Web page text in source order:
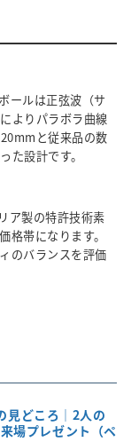
ールは正弦波（サ
よりパラボラ曲線
と従来品の数
た設計です。
ア製の特許技術素
格帯になります。
のバランスを評価
見どころ｜2人の
場プレゼント（ペ